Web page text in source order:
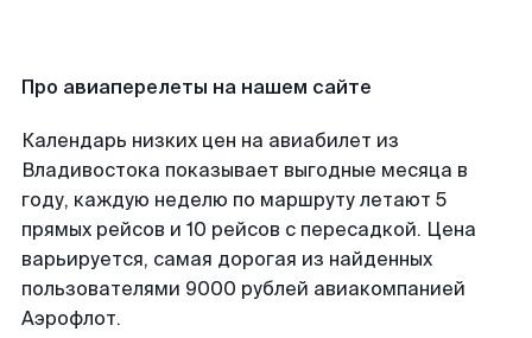
Про авиаперелеты на нашем сайте
Календарь низких цен на авиабилет из
Владивостока показывает выгодные месяца в
году, каждую неделю по маршруту летают 5
прямых рейсов и 10 рейсов с пересадкой. Цена
варьируется, самая дорогая из найденных
пользователями 9000 рублей авиакомпанией
Аэрофлот.